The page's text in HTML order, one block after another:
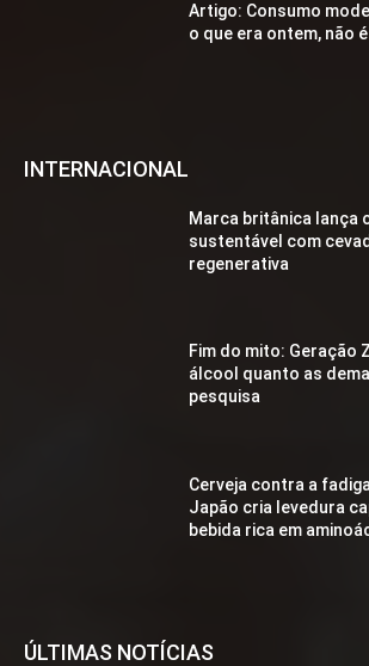
Artigo: Consumo
o que era ontem, não
INTERNACIONAL
Marca britânica lança
sustentável com
regenerativa
Fim do mito: Geração
álcool quanto as
pesquisa
Cerveja contra a
Japão cria levedura
bebida rica em
ÚLTIMAS NOTÍCIAS